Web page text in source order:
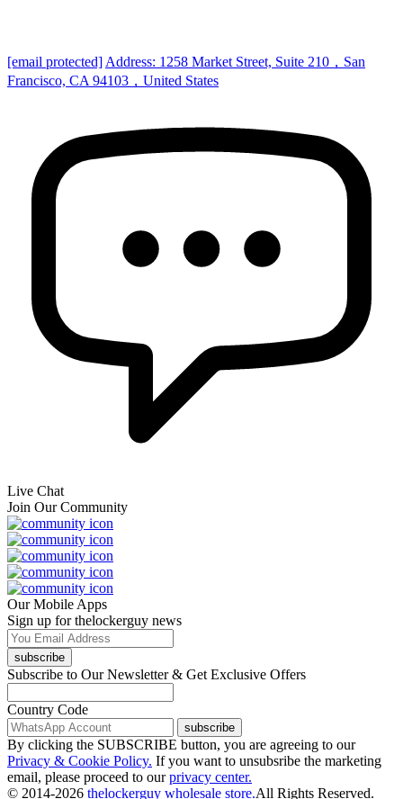
[email protected] Address: 1258 Market Street, Suite 210，San
Francisco, CA 94103，United States
Live Chat
Join Our Community
Our Mobile Apps
Sign up for thelockerguy news
subscribe
Subscribe to Our Newsletter & Get Exclusive Offers
Country Code
subscribe
By clicking the SUBSCRIBE button, you are agreeing to our
Privacy & Cookie Policy. If you want to unsubsribe the marketing
email, please proceed to our privacy center.
© 2014-2026 thelockerguy wholesale store.All Rights Reserved.